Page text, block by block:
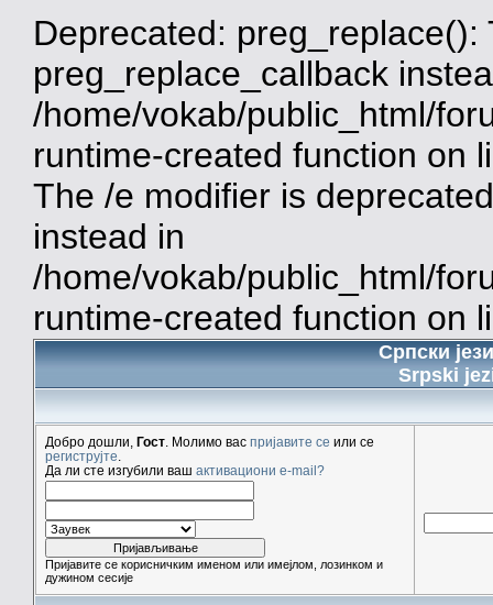
Deprecated:
preg_replace_callback
/home/vokab/public_html/
runtime-created function on
The /e modifier is
instead in
/home/vokab/public_html/
runtime-created function on
Српски
Srpski
Добро дошли, Гост . Молимо вас пријавите се или се
региструјте
Да ли сте изгубили ваш активациони e-mail?
Пријавите се корисничким именом или имејлом, лозинком и
дужином сесије